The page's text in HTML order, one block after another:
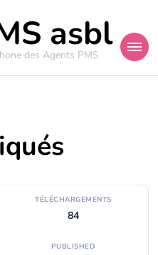
asbl
des Agents PMS
TÉLÉCHARGEMENTS
84
PUBLISHED